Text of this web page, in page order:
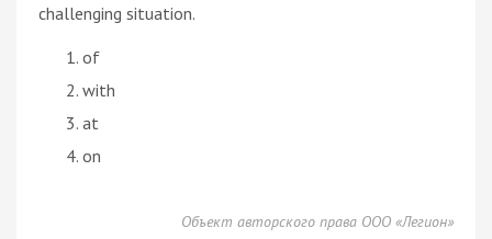
challenging situation.
of
with
at
on
Объект авторского права ООО «Легион»